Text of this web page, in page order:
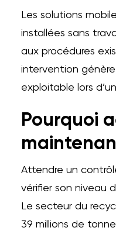
Les solutions
installées sans
aux procédures
intervention génère
exploitable lors
Pourquoi
Attendre un
vérifier son niveau
Le secteur du
39 millions de